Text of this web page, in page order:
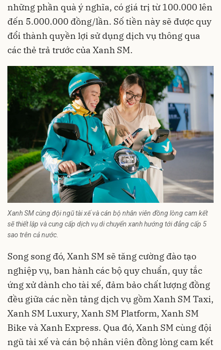
những phần quà ý nghĩa, có giá trị từ 100.000 lên
đến 5.000.000 đồng/lần. Số tiền này sẽ được quy
đổi thành quyền lợi sử dụng dịch vụ thông qua
các thẻ trả trước của Xanh SM.
Xanh SM cùng đội ngũ tài xế và cán bộ nhân viên đồng lòng cam kết
sẽ thiết lập và cung cấp dịch vụ di chuyển xanh hướng tới đẳng cấp 5
sao trên cả nước.
Song song đó, Xanh SM sẽ tăng cường đào tạo
nghiệp vụ, ban hành các bộ quy chuẩn, quy tắc
ứng xử dành cho tài xế, đảm bảo chất lượng đồng
đều giữa các nền tảng dịch vụ gồm Xanh SM Taxi,
Xanh SM Luxury, Xanh SM Platform, Xanh SM
Bike và Xanh Express. Qua đó, Xanh SM cùng đội
ngũ tài xế và cán bộ nhân viên đồng lòng cam kết